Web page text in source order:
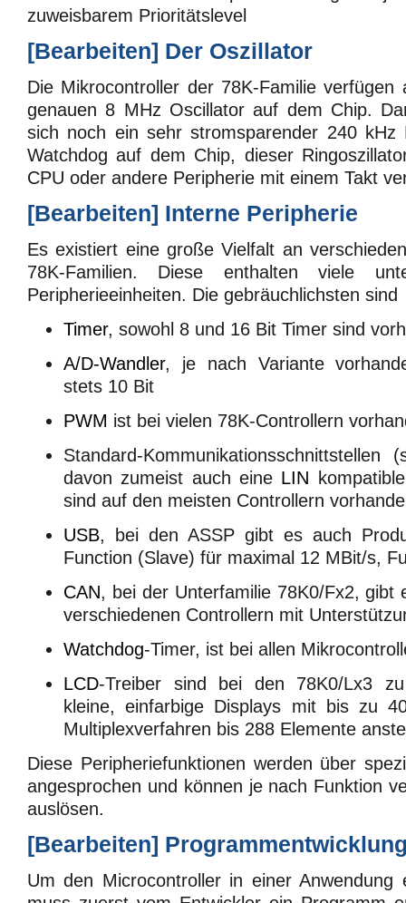
zuweisbarem Prioritätslevel
[Bearbeiten] Der Oszillator
Die Mikrocontroller der 78K-Familie verfügen
genauen 8 MHz Oscillator auf dem Chip.
sich noch ein sehr stromsparender 240 kHz
Watchdog auf dem Chip, dieser
CPU oder andere Peripherie mit einem Takt
[Bearbeiten] Interne Peripherie
Es existiert eine große Vielfalt an
78K-Familien. Diese enthalten viele
Peripherieeinheiten. Die gebräuchlichsten sind
Timer, sowohl 8 und 16 Bit Timer sind
A/D-Wandler, je nach Variante
stets 10 Bit
PWM ist bei vielen 78K-Controllern
Standard-
davon zumeist auch eine LIN
sind auf den meisten Controllern
USB, bei den ASSP gibt es auch
Function (Slave) für maximal 12 MBit/s,
CAN, bei der Unterfamilie 78K0/Fx2, gibt
verschiedenen Controllern mit
Watchdog-Timer, ist bei allen
LCD-Treiber sind bei den 78K0/Lx3
kleine, einfarbige Displays mit bis zu
Multiplexverfahren bis 288 Elemente
Diese Peripheriefunktionen werden über
angesprochen und können je nach Funktion
auslösen.
[Bearbeiten]
Um den Microcontroller in einer Anwendung